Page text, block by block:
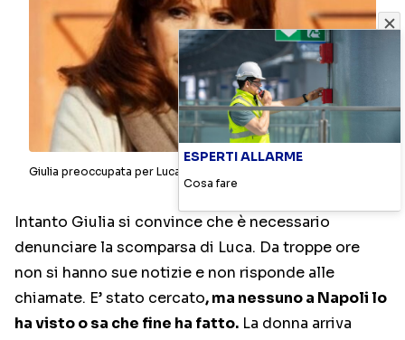
Giulia preoccupata per Luca-foto raiplay-cineblog.it
Intanto Giulia si convince che è necessario
denunciare la scomparsa di Luca. Da troppe ore
non si hanno sue notizie e non risponde alle
chiamate. E’ stato cercato, ma nessuno a Napoli lo
ha visto o sa che fine ha fatto. La donna arriva
ESPERTI ALLARME
Cosa fare